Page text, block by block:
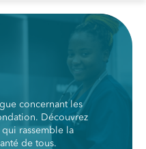
concernant les
Découvrez
rassemble la
de tous.